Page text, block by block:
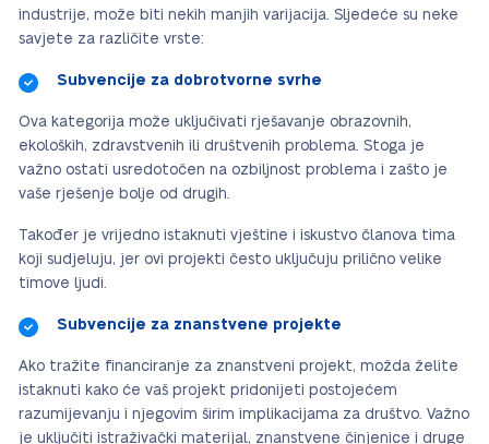
industrije, može biti nekih manjih varijacija. Sljedeće su neke
savjete za različite vrste:
Subvencije za dobrotvorne svrhe
Ova kategorija može uključivati rješavanje obrazovnih,
ekoloških, zdravstvenih ili društvenih problema. Stoga je
važno ostati usredotočen na ozbiljnost problema i zašto je
vaše rješenje bolje od drugih.
Također je vrijedno istaknuti vještine i iskustvo članova tima
koji sudjeluju, jer ovi projekti često uključuju prilično velike
timove ljudi.
Subvencije za znanstvene projekte
Ako tražite financiranje za znanstveni projekt, možda želite
istaknuti kako će vaš projekt pridonijeti postojećem
razumijevanju i njegovim širim implikacijama za društvo. Važno
je uključiti istraživački materijal, znanstvene činjenice i druge